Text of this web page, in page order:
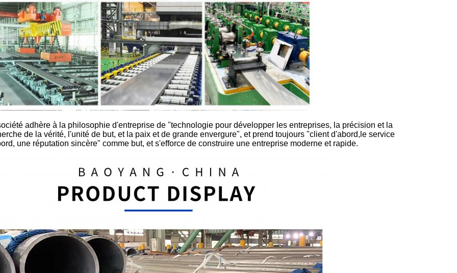
adhère à la philosophie d'entreprise de "technologie pour développer les entreprises, la précision et la
de la vérité, l'unité de but, et la paix et de grande envergure", et prend toujours "client d'abord,le service
une réputation sincère" comme but, et s'efforce de construire une entreprise moderne et rapide.